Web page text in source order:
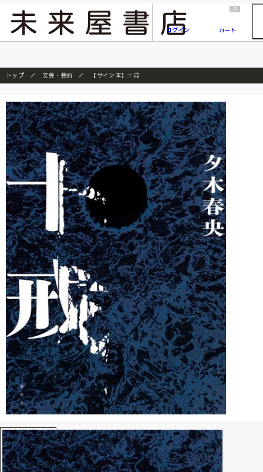
『ONE PIECE magazine 021 ONE PIECEカード付き同梱版』発売延期のご案内
ログイン
0
カート
トップ 文芸・芸術 【サイン本】十戒